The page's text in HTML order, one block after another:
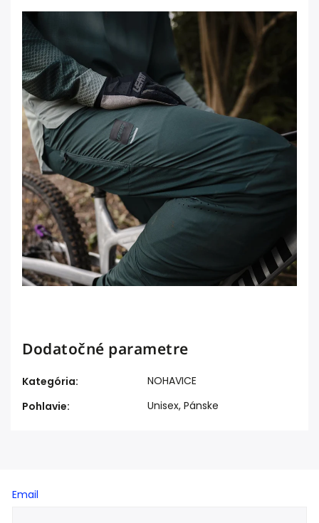
Dodatočné parametre
Kategória:
NOHAVICE
Pohlavie: Unisex, Pánske
Email